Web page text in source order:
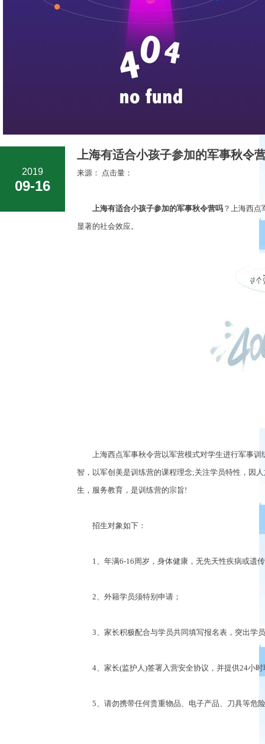
2019
09-16
上海有适合小孩子参加的军事秋令
来源： 点击量：
上海有适合小孩子参加的军事秋令营吗 ？上海西
显著的社会效应。
上海西点军事秋令营以军营模式对学生进行军事训
智，以军创美是训练营的课程理念;关注学员特性，因
生，服务教育，是训练营的宗旨!
招生对象如下：
1、年满6-16周岁，身体健康，无先天性疾病或遗
2、外籍学员须特别申请；
3、家长积极配合与学员共同填写报名表，突出学
4、家长(监护人)签署入营安全协议，并提供24小时
5、请勿携带任何贵重物品、电子产品、刀具等危